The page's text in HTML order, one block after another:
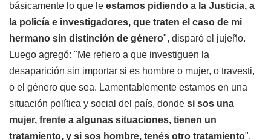
básicamente lo que le estamos pidiendo a la Justicia, a
la policía e investigadores, que traten el caso de mi
hermano sin distinción de género", disparó el jujeño.
Luego agregó: "Me refiero a que investiguen la
desaparición sin importar si es hombre o mujer, o travesti,
o el género que sea. Lamentablemente estamos en una
situación política y social del país, donde si sos una
mujer, frente a algunas situaciones, tienen un
tratamiento, y si sos hombre, tenés otro tratamiento".